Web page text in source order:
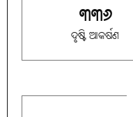
୩୩୬
ଦୃଷ୍ଟି ଆକର୍ଷଣ